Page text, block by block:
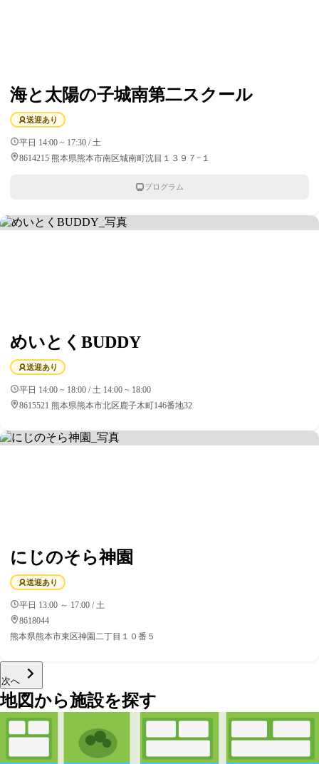
海と太陽の子城南第二スクール
送迎あり
平日 14:00 ~ 17:30 / 土
8614215 熊本県熊本市南区城南町沈目１３９７−１
プログラム
めいとくBUDDY
送迎あり
平日 14:00 ~ 18:00 / 土 14:00 ~ 18:00
8615521 熊本県熊本市北区鹿子木町146番地32
にじのそら神園
送迎あり
平日 13:00 ～ 17:00 / 土
8618044
熊本県熊本市東区神園二丁目１０番５
次へ
地図から施設を探す